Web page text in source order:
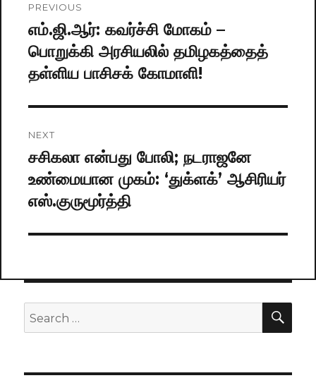
navigation
PREVIOUS
Previous
post:
எம்.ஜி.ஆர்: கவர்ச்சி மோகம் –
பொறுக்கி அரசியலில் தமிழகத்தைத்
தள்ளிய பாசிசக் கோமாளி!
NEXT
Next
post:
சசிகலா என்பது போலி; நடராஜனே
உண்மையான முகம் : ‘துக்ளக்’ ஆசிரியர்
எஸ்.குருமூர்த்தி
Search
for: